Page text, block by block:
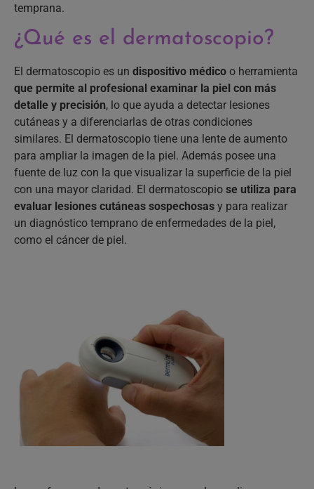
temprana.
¿Qué es el dermatoscopio?
El dermatoscopio es un dispositivo médico o herramienta
que permite al profesional examinar la piel con más
detalle y precisión, lo que ayuda a detectar lesiones
cutáneas y a diferenciarlas de otras condiciones
similares. El dermatoscopio tiene una lente de aumento
para ampliar la imagen de la piel. Además posee una
fuente de luz con la que visualizar la superficie de la piel
con una mayor claridad. El dermatoscopio se utiliza para
evaluar lesiones cutáneas sospechosas y para realizar
un diagnóstico temprano de enfermedades de la piel,
como el cáncer de piel.